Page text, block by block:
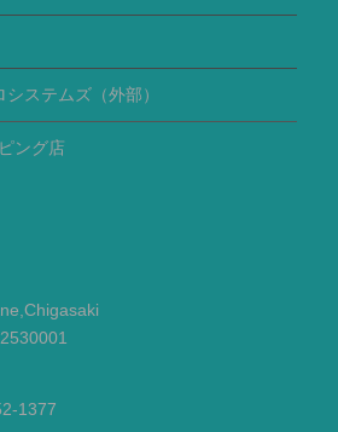
ステムズ（外部）
ング店
1377